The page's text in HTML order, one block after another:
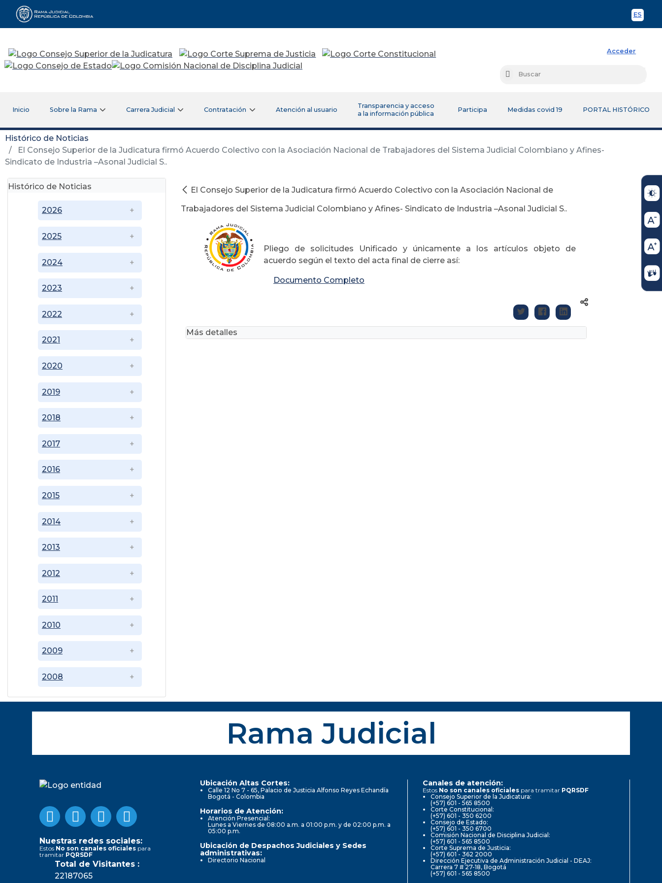
ES
Rama Judicial
Acceder
Buscar
Inicio Sobre la Rama Carrera Judicial Contratación Atención al usuario
Transparencia y acceso
a la información pública
Participa Medidas covid 19 PORTAL HISTÓRICO
Histórico de Noticias
El Consejo Superior de la Judicatura firmó Acuerdo Colectivo con la Asociación Nacional de Trabajadores del Sistema Judicial Colombiano y Afines-
Sindicato de Industria –Asonal Judicial S..
Histórico de Noticias
2008
2009
2010
2011
2012
2013
2014
2015
2016
2017
2018
2019
2020
2021
2022
2023
2024
2025
2026
El Consejo Superior de la Judicatura firmó Acuerdo Colectivo con la Asociación Nacional de
Trabajadores del Sistema Judicial Colombiano y Afines- Sindicato de Industria –Asonal Judicial S..
Pliego de solicitudes Unificado y únicamente a los artículos objeto de
acuerdo según el texto del acta final de cierre así:
Documento Completo
Más detalles
Rama Judicial
Nuestras redes sociales:
Estos No son canales oficiales para
tramitar PQRSDF
Total de Visitantes :
22187065
Ubicación Altas Cortes:
Calle 12 No 7 - 65, Palacio de Justicia Alfonso Reyes Echandía
Bogotá - Colombia
Horarios de Atención:
Atención Presencial:
Lunes a Viernes de 08:00 a.m. a 01:00 p.m. y de 02:00 p.m. a
05:00 p.m.
Ubicación de Despachos Judiciales y Sedes
administrativas:
Directorio Nacional
Canales de atención:
Estos No son canales oficiales para tramitar PQRSDF
Consejo Superior de la Judicatura:
(+57) 601 - 565 8500
Corte Constitucional:
(+57) 601 - 350 6200
Consejo de Estado:
(+57) 601 - 350 6700
Comisión Nacional de Disciplina Judicial:
(+57) 601 - 565 8500
Corte Suprema de Justicia:
(+57) 601 - 362 2000
Dirección Ejecutiva de Administración Judicial - DEAJ:
Carrera 7 # 27-18, Bogotá
(+57) 601 - 565 8500